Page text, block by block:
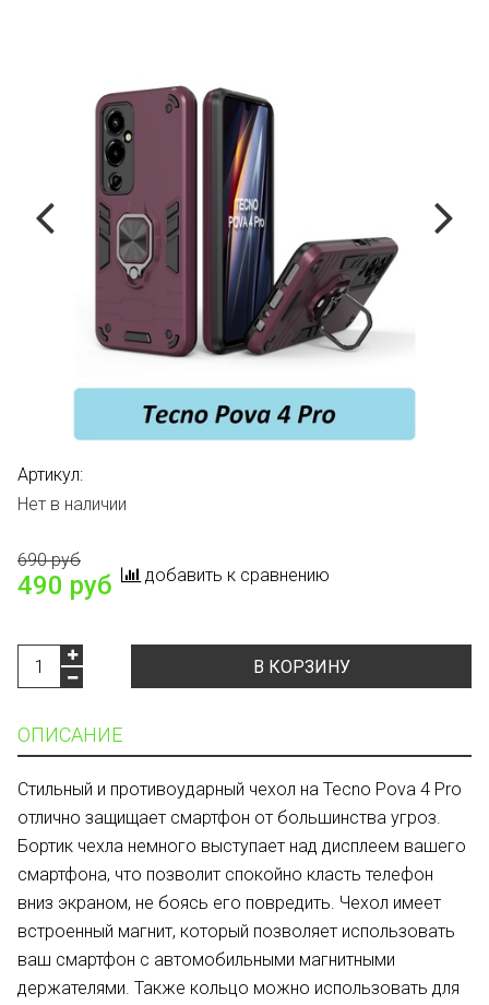
Артикул:
Нет в наличии
690 руб
490 руб добавить к сравнению
В КОРЗИНУ
ОПИСАНИЕ
Стильный и противоударный чехол на Tecno Pova 4 Pro
отлично защищает смартфон от большинства угроз.
Бортик чехла немного выступает над дисплеем вашего
смартфона, что позволит спокойно класть телефон
вниз экраном, не боясь его повредить. Чехол имеет
встроенный магнит, который позволяет использовать
ваш смартфон с автомобильными магнитными
держателями. Также кольцо можно использовать для